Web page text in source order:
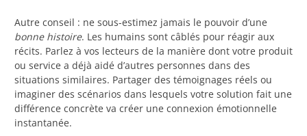
Autre conseil : ne sous-estimez jamais le pouvoir d’une
bonne histoire. Les humains sont câblés pour réagir aux
récits. Parlez à vos lecteurs de la manière dont votre produit
ou service a déjà aidé d’autres personnes dans des
situations similaires. Partager des témoignages réels ou
imaginer des scénarios dans lesquels votre solution fait une
différence concrète va créer une connexion émotionnelle
instantanée.